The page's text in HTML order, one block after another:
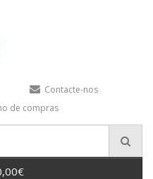
Contacte-nos
de compras